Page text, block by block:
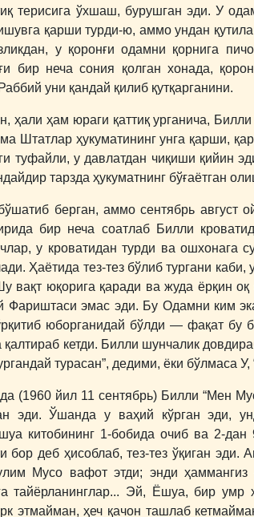
терисига ўхшаш, бурушган эди. У
қарши турди-ю, аммо ундан
у қоронғи одамни қорнига
бир неча сония қолган хонада,
уни қандай қилиб қутқарганини.
ҳали ҳам юраги қаттиқ урганича,
Штатлар ҳукуматининг унга қарши,
туфайли, у давлатдан чиқиши қийин
тарзда ҳукуматнинг бўғаётган
берган, аммо сентябрь
бир неча соатлаб Билли
у кроватидан турди ва ошхонага
Ҳаётида тез-тез бўлиб тургани
вақт юқорига қаради ва жуда ёрқин
Фариштаси эмас эди. Бу Одамни ким
юборганидай бўлди ― фақат бу
қалтираб кетди. Билли шунчалик
турасан”, дедими, ёки бўлмаса
(1960 йил 11 сентябрь) Билли “Мен
эди. Ўшанда у ваҳий кўрган эди,
китобининг 1-бобида очиб ва 2-дан
бор деб ҳисоблаб, тез-тез ўқиган
Мусо вафот этди; энди
тайёрланинглар... Эй, Ёшуа, бир
этмайман, ҳеч қачон ташлаб